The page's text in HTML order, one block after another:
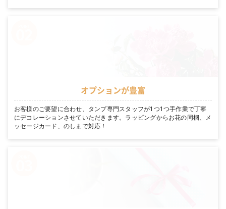
オプションが豊富
お客様のご要望に合わせ、タンプ専門スタッフが1つ1つ手作業で丁寧
にデコレーションさせていただきます。ラッピングからお花の同梱、メ
ッセージカード、のしまで対応！